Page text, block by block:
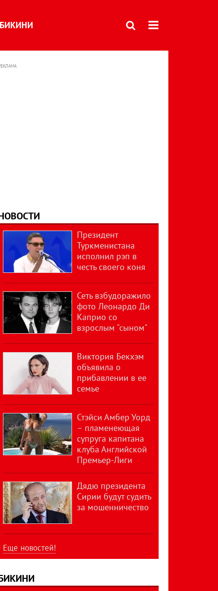
БИКИНИ
Президент
Туркменистана
исполнил рэп в
честь своего коня
Сеть взбудоражило
фото Леонардо Ди
Каприо со
взрослым "сыном"
Виктория Бекхэм
объявила о
прибавлении в ее
семье
Стэйси Амбер Уорд
– пламенеющая
супруга капитана
клуба Английской
Премьер-Лиги
Дядю президента
Сирии будут судить
за мошенничество
Еще новостей!